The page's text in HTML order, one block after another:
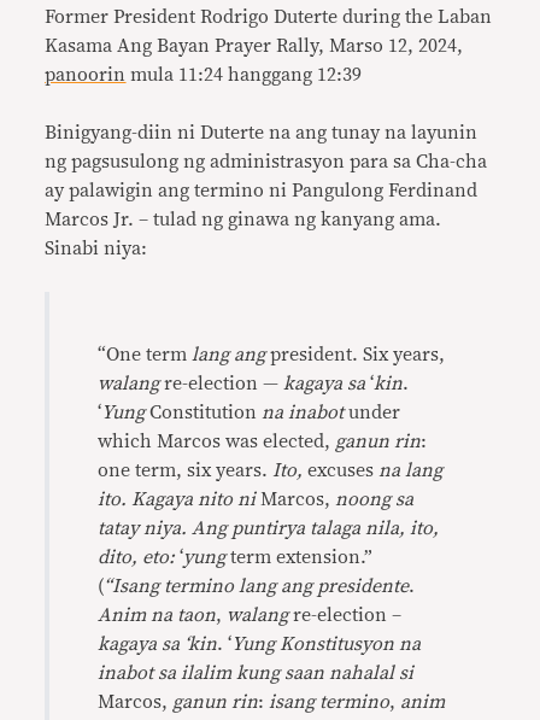
Former President Rodrigo Duterte during the Laban
Kasama Ang Bayan Prayer Rally, Marso 12, 2024,
panoorin mula 11:24 hanggang 12:39
Binigyang-diin ni Duterte na ang tunay na layunin
ng pagsusulong ng administrasyon para sa Cha-cha
ay palawigin ang termino ni Pangulong Ferdinand
Marcos Jr. – tulad ng ginawa ng kanyang ama.
Sinabi niya:
“One term lang angpresident. Six years,
walangre-election — kagaya sa‘kin.
‘YungConstitution na inabotunder
which Marcos was elected, ganun rin:
one term, six years. Ito, excuses na lang
ito. Kagaya nito niMarcos, noong sa
tatay niya. Ang puntirya talaga nila, ito,
dito, eto:‘yungterm extension.”
(“Isang termino lang ang presidente.
Anim na taon, walangre-election –
kagaya sa ‘kin. ‘Yung Konstitusyon na
inabot sa ilalim kung saan nahalal si
Marcos, ganun rin: isang termino, anim